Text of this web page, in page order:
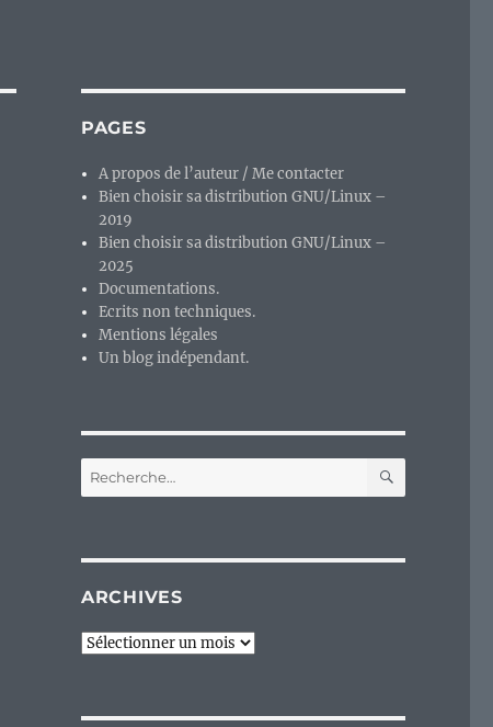
PAGES
A propos de l’auteur / Me contacter
Bien choisir sa distribution GNU/Linux –
2019
Bien choisir sa distribution GNU/Linux –
2025
Documentations.
Ecrits non techniques.
Mentions légales
Un blog indépendant.
Recherche
pour :
ARCHIVES
Archives